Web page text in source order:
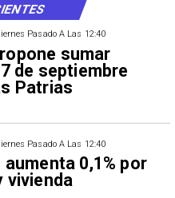
Pasado A Las 12:40
sumar
de septiembre
Patrias
Pasado A Las 12:40
aumenta 0,1% por
vivienda